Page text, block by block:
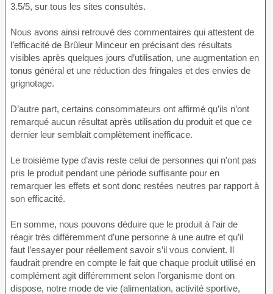
3.5/5, sur tous les sites consultés.
Nous avons ainsi retrouvé des commentaires qui attestent de
l’efficacité de Brûleur Minceur en précisant des résultats
visibles après quelques jours d’utilisation, une augmentation en
tonus général et une réduction des fringales et des envies de
grignotage.
D’autre part, certains consommateurs ont affirmé qu’ils n’ont
remarqué aucun résultat après utilisation du produit et que ce
dernier leur semblait complètement inefficace.
Le troisième type d’avis reste celui de personnes qui n’ont pas
pris le produit pendant une période suffisante pour en
remarquer les effets et sont donc restées neutres par rapport à
son efficacité.
En somme, nous pouvons déduire que le produit à l’air de
réagir très différemment d’une personne à une autre et qu’il
faut l’essayer pour réellement savoir s’il vous convient. Il
faudrait prendre en compte le fait que chaque produit utilisé en
complément agit différemment selon l’organisme dont on
dispose, notre mode de vie (alimentation, activité sportive,